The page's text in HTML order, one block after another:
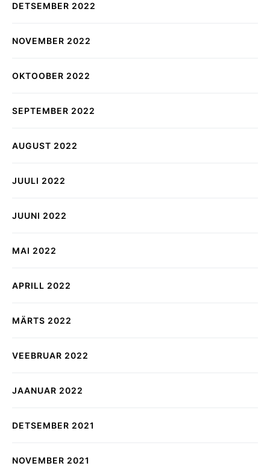
DETSEMBER 2022
NOVEMBER 2022
OKTOOBER 2022
SEPTEMBER 2022
AUGUST 2022
JUULI 2022
JUUNI 2022
MAI 2022
APRILL 2022
MÄRTS 2022
VEEBRUAR 2022
JAANUAR 2022
DETSEMBER 2021
NOVEMBER 2021